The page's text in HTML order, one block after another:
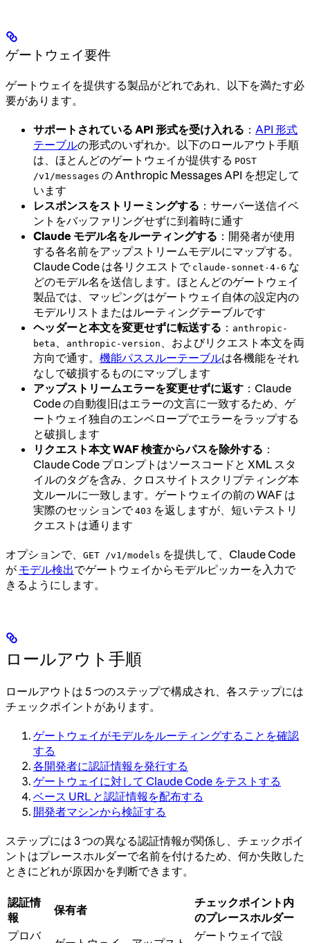
ゲートウェイ要件
ゲートウェイを提供する製品がどれであれ、以下を満たす必
要があります。
サポートされている API 形式を受け入れる ： API 形式
テーブルの形式のいずれか。以下のロールアウト手順
は、ほとんどのゲートウェイが提供する POST
/v1/messages の Anthropic Messages API を想定して
います
レスポンスをストリーミングする ：サーバー送信イベ
ントをバッファリングせずに到着時に通す
Claude モデル名をルーティングする ：開発者が使用
する各名前をアップストリームモデルにマップする。
Claude Code は各リクエストで claude-sonnet-4-6 な
どのモデル名を送信します。ほとんどのゲートウェイ
製品では、マッピングはゲートウェイ自体の設定内の
モデルリストまたはルーティングテーブルです
ヘッダーと本文を変更せずに転送する ： anthropic-
beta 、 anthropic-version 、およびリクエスト本文を両
方向で通す。 機能パススルーテーブルは各機能をそれ
なしで破損するものにマップします
アップストリームエラーを変更せずに返す ：Claude
Code の自動復旧はエラーの文言に一致するため、ゲ
ートウェイ独自のエンベロープでエラーをラップする
と破損します
リクエスト本文 WAF 検査からパスを除外する ：
Claude Code プロンプトはソースコードと XML スタ
イルのタグを含み、クロスサイトスクリプティング本
文ルールに一致します。ゲートウェイの前の WAF は
実際のセッションで403 を返しますが、短いテストリ
クエストは通ります
オプションで、 GET /v1/models を提供して、Claude Code
が モデル検出でゲートウェイからモデルピッカーを入力で
きるようにします。
ロールアウト手順
ロールアウトは 5 つのステップで構成され、各ステップには
チェックポイントがあります。
ゲートウェイがモデルをルーティングすることを確認
する
各開発者に認証情報を発行する
ゲートウェイに対して Claude Code をテストする
ベース URL と認証情報を配布する
開発者マシンから検証する
ステップには 3 つの異なる認証情報が関係し、チェックポイ
ントはプレースホルダーで名前を付けるため、何か失敗した
ときにどれが原因かを判断できます。
認証情
報
保有者
チェックポイント内
のプレースホルダー
プロバ
ゲートウェイで設